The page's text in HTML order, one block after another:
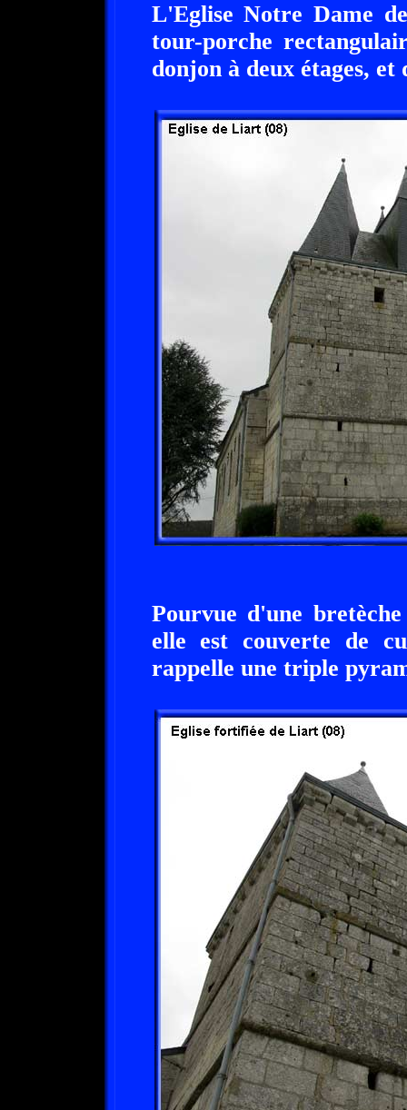
L'Eglise Notre Dame
tour-porche
donjon à deux étages,
Pourvue d'une
elle est couverte de
rappelle une triple